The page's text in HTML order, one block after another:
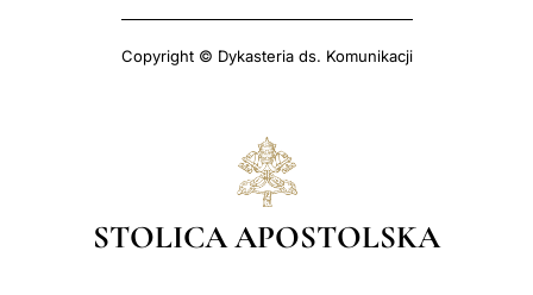
Copyright © Dykasteria ds. Komunikacji
STOLICA APOSTOLSKA